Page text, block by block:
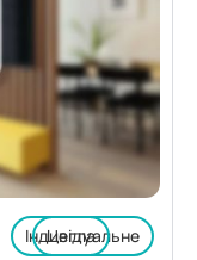
Індивідуальне
Цегла